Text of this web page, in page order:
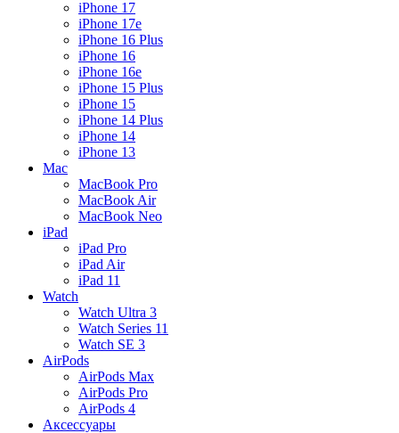
iPhone 17
iPhone 17e
iPhone 16 Plus
iPhone 16
iPhone 16e
iPhone 15 Plus
iPhone 15
iPhone 14 Plus
iPhone 14
iPhone 13
Mac
MacBook Pro
MacBook Air
MacBook Neo
iPad
iPad Pro
iPad Air
iPad 11
Watch
Watch Ultra 3
Watch Series 11
Watch SE 3
AirPods
AirPods Max
AirPods Pro
AirPods 4
Аксессуары